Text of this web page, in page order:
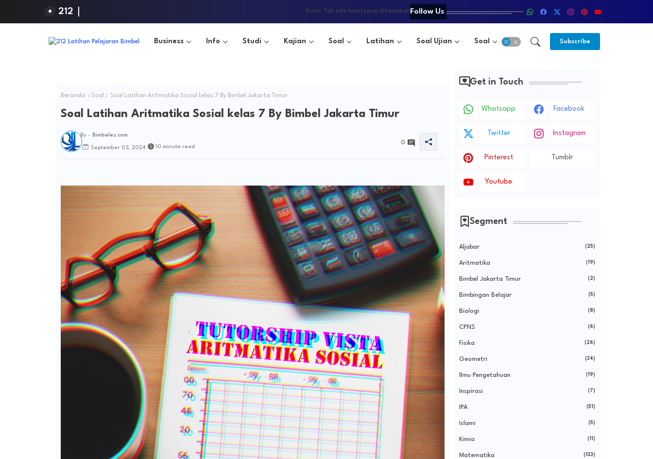
212 Error: Tak ada hasil yang ditemukan Follow Us
Business Info Studi Kajian Soal Latihan Soal Ujian Soal Metode Subscribe
Beranda Soal Soal Latihan Aritmatika Sosial kelas 7 By Bimbel Jakarta Timur
Soal Latihan Aritmatika Sosial kelas 7 By Bimbel Jakarta Timur
By - Bimbeles.com
September 03, 2024 10 minute read
0
Get in Touch
Whatsapp Facebook
Twitter Instagram
Pinterest Tumblr
Youtube
Segment
Aljabar (25)
Aritmatika (19)
Bimbel Jakarta Timur (2)
Bimbingan Belajar (5)
Biologi (8)
CPNS (6)
Fisika (26)
Geometri (34)
Ilmu Pengetahuan (19)
Inspirasi (7)
IPA (51)
Islami (5)
Kimia (11)
Matematika (133)